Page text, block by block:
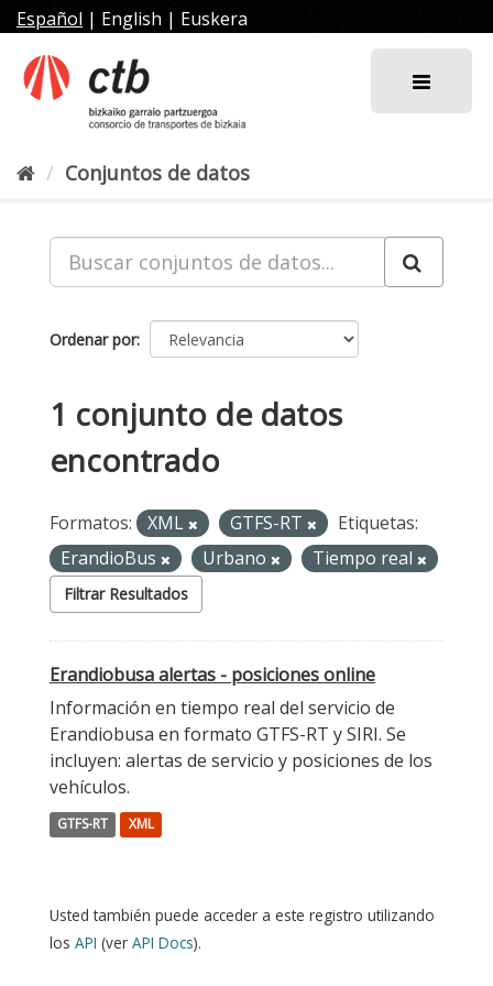
al
contenido
Español | English | Euskera
Conjuntos de datos
Ordenar por
1 conjunto de datos
encontrado
Formatos: XML GTFS-RT
Etiquetas:
ErandioBus
Urbano Tiempo real
Filtrar Resultados
Erandiobusa alertas - posiciones online
Información en tiempo real del servicio de
Erandiobusa en formato GTFS-RT y SIRI. Se
incluyen: alertas de servicio y posiciones de los
vehículos.
GTFS-RT XML
Usted también puede acceder a este registro utilizando
los API (ver API Docs).